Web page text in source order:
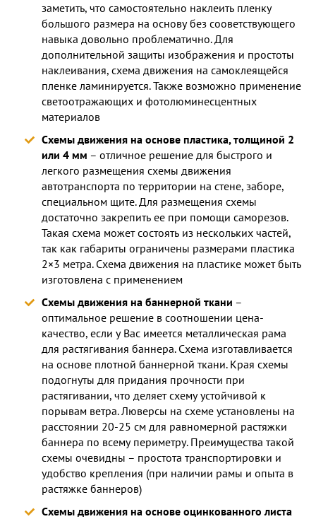
заметить, что самостоятельно наклеить пленку
большого размера на основу без сооветствующего
навыка довольно проблематично. Для
дополнительной защиты изображения и простоты
наклеивания, схема движения на самоклеящейся
пленке ламинируется. Также возможно применение
светоотражающих и фотолюминесцентных
материалов
Схемы движения на основе пластика, толщиной 2
или 4 мм – отличное решение для быстрого и
легкого размещения схемы движения
автотранспорта по территории на стене, заборе,
специальном щите. Для размещения схемы
достаточно закрепить ее при помощи саморезов.
Такая схема может состоять из нескольких частей,
так как габариты ограничены размерами пластика
2×3 метра. Схема движения на пластике может быть
изготовлена с применением
Схемы движения на баннерной ткани –
оптимальное решение в соотношении цена-
качество, если у Вас имеется металлическая рама
для растягивания баннера. Схема изготавливается
на основе плотной баннерной ткани. Края схемы
подогнуты для придания прочности при
растягивании, что деляет схему устойчивой к
порывам ветра. Люверсы на схеме установлены на
расстоянии 20-25 см для равномерной растяжки
баннера по всему периметру. Преимущества такой
схемы очевидны – простота транспортировки и
удобство крепления (при наличии рамы и опыта в
растяжке баннеров)
Схемы движения на основе оцинкованного листа